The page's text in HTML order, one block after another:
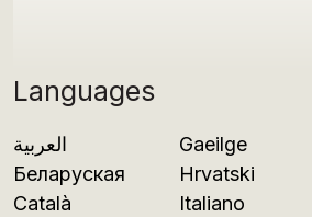
Languages
العربية
Беларуская
Català
Gaeilge
Hrvatski
Italiano